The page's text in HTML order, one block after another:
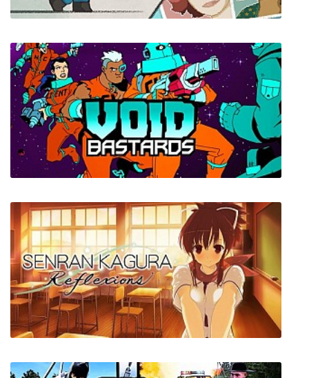
Letters - a written adventure
Void Bastards